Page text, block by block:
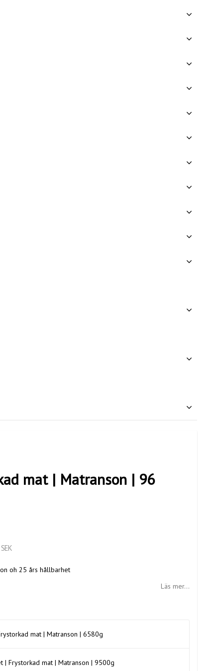
mat | Matranson | 96
oh 25 års hållbarhet
Läs mer...
mat | Matranson | 6580g
| Frystorkad mat | Matranson | 9500g